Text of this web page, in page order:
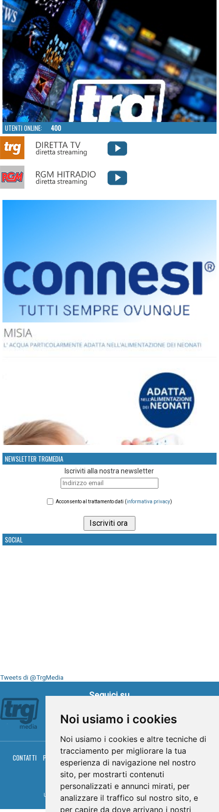
Noi usiamo i cookies
Noi usiamo i cookies e altre tecniche di
tracciamento per migliorare la tua
esperienza di navigazione nel nostro
sito, per mostrarti contenuti
personalizzati e annunci mirati, per
analizzare il traffico sul nostro sito, e
per capire da dove arrivano i nostri
UTENTI ONLINE: 400
NEWSLETTER TRGMEDIA
Iscriviti alla nostra newsletter
Acconsento al trattamento dati (informativa privacy)
SOCIAL
Tweets di @TrgMedia
Seguici su
CONTATTI PRIVACY COOKIES PALINSESTO DIRETTA TV
DIRETTA RADIO
RGM HITRADIO
© TRG Media 2005-2026
Umbria Televisioni s.r.l. - P.I.00496230541 - www.trgmedia.it - Powered by